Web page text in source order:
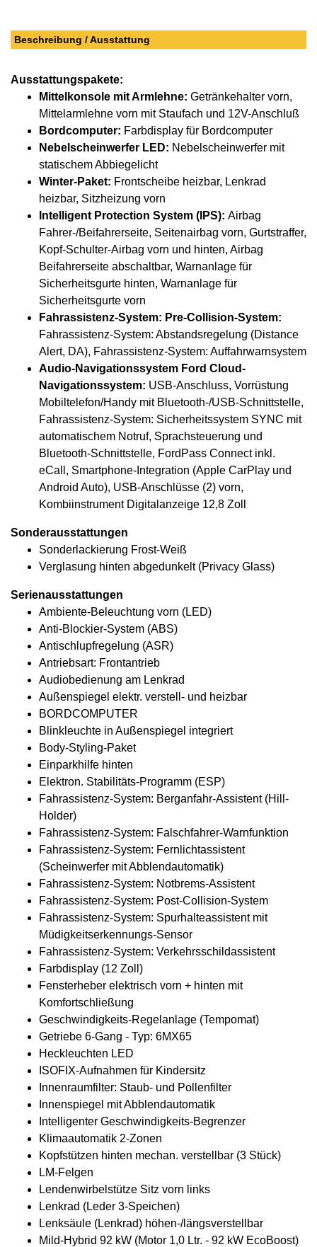
Beschreibung / Ausstattung
Ausstattungspakete:
Mittelkonsole mit Armlehne: Getränkehalter vorn,
Mittelarmlehne vorn mit Staufach und 12V-Anschluß
Bordcomputer: Farbdisplay für Bordcomputer
Nebelscheinwerfer LED: Nebelscheinwerfer mit
statischem Abbiegelicht
Winter-Paket: Frontscheibe heizbar, Lenkrad
heizbar, Sitzheizung vorn
Intelligent Protection System (IPS): Airbag
Fahrer-/Beifahrerseite, Seitenairbag vorn, Gurtstraffer,
Kopf-Schulter-Airbag vorn und hinten, Airbag
Beifahrerseite abschaltbar, Warnanlage für
Sicherheitsgurte hinten, Warnanlage für
Sicherheitsgurte vorn
Fahrassistenz-System: Pre-Collision-System:
Fahrassistenz-System: Abstandsregelung (Distance
Alert, DA), Fahrassistenz-System: Auffahrwarnsystem
Audio-Navigationssystem Ford Cloud-
Navigationssystem: USB-Anschluss, Vorrüstung
Mobiltelefon/Handy mit Bluetooth-/USB-Schnittstelle,
Fahrassistenz-System: Sicherheitssystem SYNC mit
automatischem Notruf, Sprachsteuerung und
Bluetooth-Schnittstelle, FordPass Connect inkl.
eCall, Smartphone-Integration (Apple CarPlay und
Android Auto), USB-Anschlüsse (2) vorn,
Kombiinstrument Digitalanzeige 12,8 Zoll
Sonderausstattungen
Sonderlackierung Frost-Weiß
Verglasung hinten abgedunkelt (Privacy Glass)
Serienausstattungen
Ambiente-Beleuchtung vorn (LED)
Anti-Blockier-System (ABS)
Antischlupfregelung (ASR)
Antriebsart: Frontantrieb
Audiobedienung am Lenkrad
Außenspiegel elektr. verstell- und heizbar
BORDCOMPUTER
Blinkleuchte in Außenspiegel integriert
Body-Styling-Paket
Einparkhilfe hinten
Elektron. Stabilitäts-Programm (ESP)
Fahrassistenz-System: Berganfahr-Assistent (Hill-
Holder)
Fahrassistenz-System: Falschfahrer-Warnfunktion
Fahrassistenz-System: Fernlichtassistent
(Scheinwerfer mit Abblendautomatik)
Fahrassistenz-System: Notbrems-Assistent
Fahrassistenz-System: Post-Collision-System
Fahrassistenz-System: Spurhalteassistent mit
Müdigkeitserkennungs-Sensor
Fahrassistenz-System: Verkehrsschildassistent
Farbdisplay (12 Zoll)
Fensterheber elektrisch vorn + hinten mit
Komfortschließung
Geschwindigkeits-Regelanlage (Tempomat)
Getriebe 6-Gang - Typ: 6MX65
Heckleuchten LED
ISOFIX-Aufnahmen für Kindersitz
Innenraumfilter: Staub- und Pollenfilter
Innenspiegel mit Abblendautomatik
Intelligenter Geschwindigkeits-Begrenzer
Klimaautomatik 2-Zonen
Kopfstützen hinten mechan. verstellbar (3 Stück)
LM-Felgen
Lendenwirbelstütze Sitz vorn links
Lenkrad (Leder 3-Speichen)
Lenksäule (Lenkrad) höhen-/längsverstellbar
Mild-Hybrid 92 kW (Motor 1,0 Ltr. - 92 kW EcoBoost)